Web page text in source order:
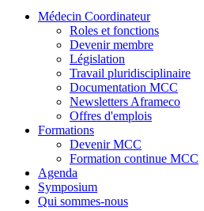
Médecin Coordinateur
Roles et fonctions
Devenir membre
Législation
Travail pluridisciplinaire
Documentation MCC
Newsletters Aframeco
Offres d'emplois
Formations
Devenir MCC
Formation continue MCC
Agenda
Symposium
Qui sommes-nous